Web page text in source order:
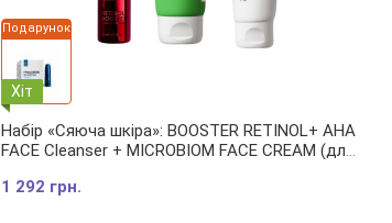
Подарунок
Хіт
Набір «Сяюча шкіра»: BOOSTER RETINOL+ AHA
FACE Cleanser + MICROBIOM FACE CREAM (для
комедонами)
1 292 грн.